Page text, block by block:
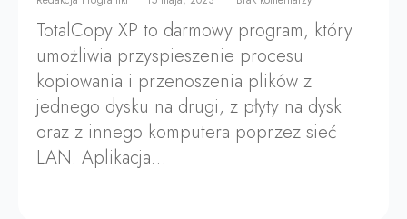
TotalCopy XP to darmowy program, który
umożliwia przyspieszenie procesu
kopiowania i przenoszenia plików z
jednego dysku na drugi, z płyty na dysk
oraz z innego komputera poprzez sieć
LAN. Aplikacja…